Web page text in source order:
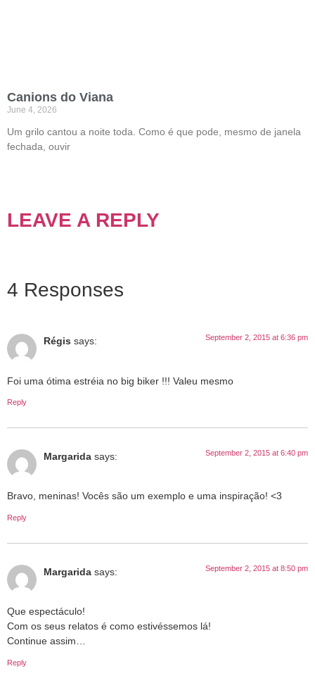
Canions do Viana
June 4, 2026
Um grilo cantou a noite toda. Como é que pode, mesmo de janela
fechada, ouvir
LEAVE A REPLY
4 Responses
Régis says: September 2, 2015 at 6:36 pm
Foi uma ótima estréia no big biker !!! Valeu mesmo
Reply
Margarida says: September 2, 2015 at 6:40 pm
Bravo, meninas! Vocês são um exemplo e uma inspiração! <3
Reply
Margarida says: September 2, 2015 at 8:50 pm
Que espectáculo!
Com os seus relatos é como estivéssemos lá!
Continue assim…
Reply